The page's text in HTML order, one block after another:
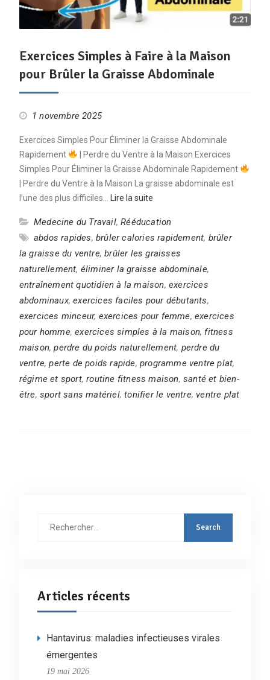
Exercices Simples à Faire à la Maison
pour Brûler la Graisse Abdominale
1 novembre 2025
Exercices Simples Pour Éliminer la Graisse Abdominale
Rapidement
| Perdre du Ventre à la Maison Exercices
Simples Pour Éliminer la Graisse Abdominale Rapidement
| Perdre du Ventre à la Maison La graisse abdominale est
l’une des plus difficiles…
Lire la suite
Medecine du Travail,Rééducation
abdos rapides, brûler calories rapidement, brûler
la graisse du ventre,brûler les graisses
naturellement, éliminer la graisse abdominale,
entraînement quotidien à la maison, exercices
abdominaux,exercices faciles pour débutants,
exercices minceur, exercices pour femme, exercices
pour homme,exercices simples à la maison, fitness
maison,perdre du poids naturellement, perdre du
ventre,perte de poids rapide, programme ventre plat,
régime et sport,routine fitness maison, santé et bien-
être, sport sans matériel,tonifier le ventre, ventre plat
Articles récents
Hantavirus: maladies infectieuses virales
émergentes
19 mai 2026